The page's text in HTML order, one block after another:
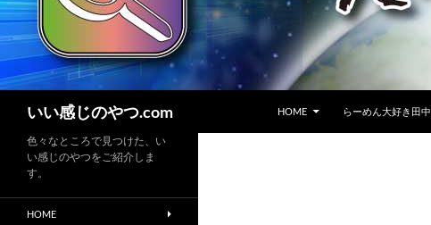
いい感じのやつ.com
HOME
らーめん大好き田
色々なところで見つけた、い
い感じのやつをご紹介しま
す。
HOME